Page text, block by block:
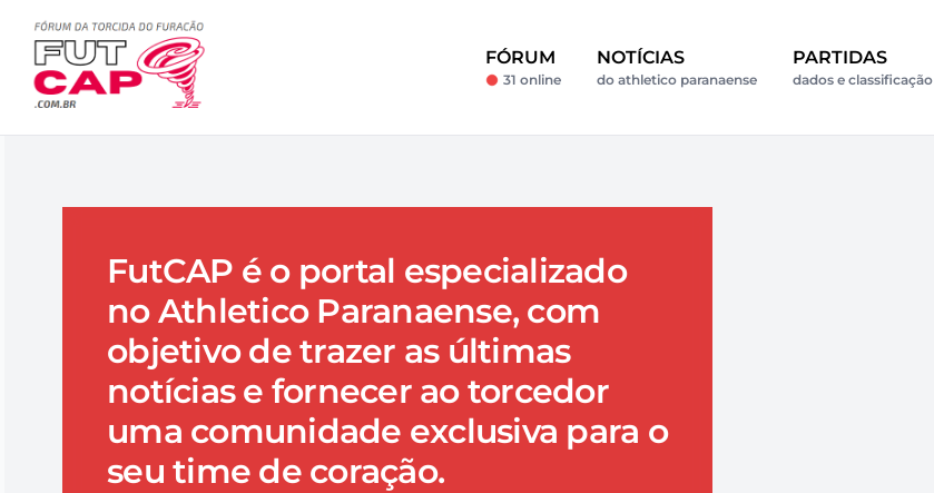
FÓRUM
31 online
NOTÍCIAS
do athletico paranaense
PARTIDAS
dados e classificação
FutCAP é o portal especializado
no Athletico Paranaense, com
objetivo de trazer as últimas
notícias e fornecer ao torcedor
uma comunidade exclusiva para o
seu time de coração.